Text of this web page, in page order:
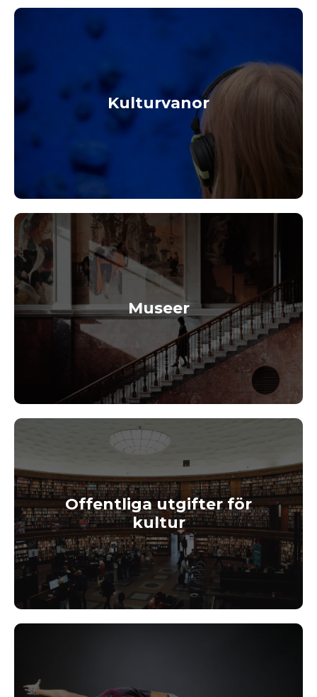
Kulturvanor
Museer
Offentliga utgifter för
kultur